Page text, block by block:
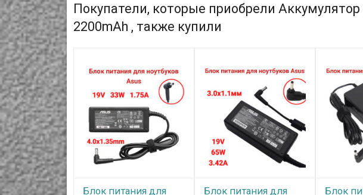
Покупатели, которые приобрели Аккумулятор
2200mAh , также купили
Блок питания для
Блок питания для
Блок